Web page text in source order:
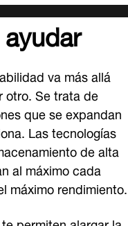
va más allá
otro. Se trata de
que se expandan
Las tecnologías
de alta
al máximo cada
máximo rendimiento.